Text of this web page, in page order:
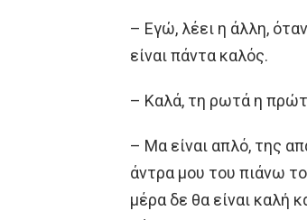
– Εγώ, λέει η άλλη,
είναι πάντα καλός.
– Καλά, τη ρωτά η
– Μα είναι απλό, της
άντρα μου του πιάνω
μέρα δε θα είναι καλή